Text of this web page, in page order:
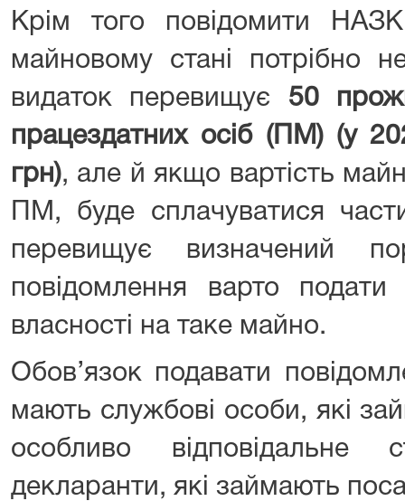
Крім того повідомити
майновому стані потрібно
видаток перевищує 50
працездатних осіб (ПМ) (у
грн), але й якщо вартість
ПМ, буде сплачуватися
перевищує визначений
повідомлення варто
власності на таке майно.
Обов’язок подавати
мають службові особи, які
особливо
декларанти, які займають